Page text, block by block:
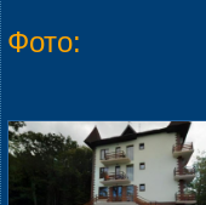
Фото: